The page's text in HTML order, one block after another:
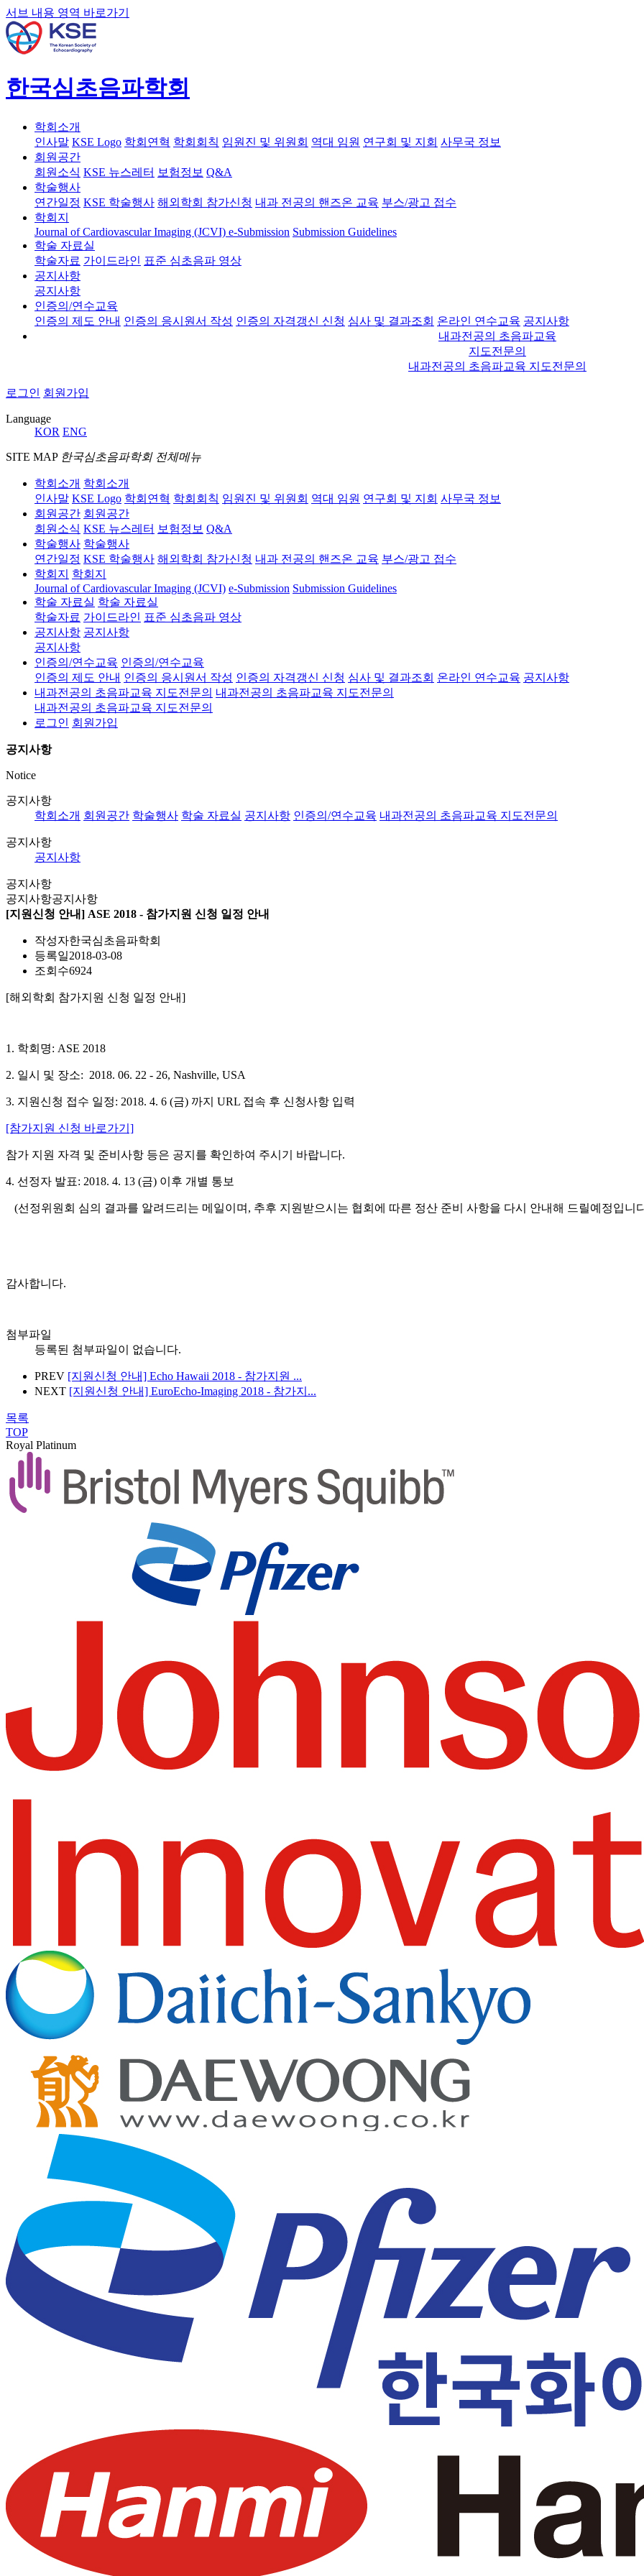
서브 내용 영역 바로가기
한국심초음파학회
학회소개
인사말 KSE Logo 학회연혁 학회회칙 임원진 및 위원회 역대 임원 연구회 및 지회 사무국 정보
회원공간
회원소식 KSE 뉴스레터 보험정보 Q&A
학술행사
연간일정 KSE 학술행사 해외학회 참가신청 내과 전공의 핸즈온 교육 부스/광고 접수
학회지
Journal of Cardiovascular Imaging (JCVI) e-Submission Submission Guidelines
학술 자료실
학술자료 가이드라인 표준 심초음파 영상
공지사항
공지사항
인증의/연수교육
인증의 제도 안내 인증의 응시원서 작성 인증의 자격갱신 신청 심사 및 결과조회 온라인 연수교육 공지사항
내과전공의 초음파교육
지도전문의
내과전공의 초음파교육 지도전문의
로그인 회원가입
Language
KOR ENG
SITE MAP 한국심초음파학회 전체메뉴
학회소개 학회소개
인사말 KSE Logo 학회연혁 학회회칙 임원진 및 위원회 역대 임원 연구회 및 지회 사무국 정보
회원공간 회원공간
회원소식 KSE 뉴스레터 보험정보 Q&A
학술행사 학술행사
연간일정 KSE 학술행사 해외학회 참가신청 내과 전공의 핸즈온 교육 부스/광고 접수
학회지
학회지
Journal of Cardiovascular Imaging (JCVI) e-Submission Submission Guidelines
학술 자료실 학술 자료실
학술자료 가이드라인 표준 심초음파 영상
공지사항 공지사항
공지사항
인증의/연수교육 인증의/연수교육
인증의 제도 안내 인증의 응시원서 작성 인증의 자격갱신 신청 심사 및 결과조회 온라인 연수교육 공지사항
내과전공의 초음파교육 지도전문의 내과전공의 초음파교육 지도전문의
내과전공의 초음파교육 지도전문의
로그인 회원가입
공지사항
Notice
공지사항
학회소개 회원공간 학술행사 학술 자료실 공지사항 인증의/연수교육 내과전공의 초음파교육 지도전문의
공지사항
공지사항
공지사항
공지사항공지사항
[지원신청 안내] ASE 2018 - 참가지원 신청 일정 안내
작성자한국심초음파학회
등록일2018-03-08
조회수6924
[해외학회 참가지원 신청 일정 안내]
1. 학회명: ASE 2018
2. 일시 및 장소: 2018. 06. 22 - 26, Nashville, USA
3. 지원신청 접수 일정: 2018. 4. 6 (금) 까지 URL 접속 후 신청사항 입력
[참가지원 신청 바로가기]
참가 지원 자격 및 준비사항 등은 공지를 확인하여 주시기 바랍니다.
4. 선정자 발표: 2018. 4. 13 (금) 이후 개별 통보
(선정위원회 심의 결과를 알려드리는 메일이며, 추후 지원받으시는 협회에 따른 정산 준비 사항을 다시 안내해 드릴예정입니
감사합니다.
첨부파일
등록된 첨부파일이 없습니다.
PREV [지원신청 안내] Echo Hawaii 2018 - 참가지원 ...
NEXT [지원신청 안내] EuroEcho-Imaging 2018 - 참가지...
목록
TOP
Royal Platinum